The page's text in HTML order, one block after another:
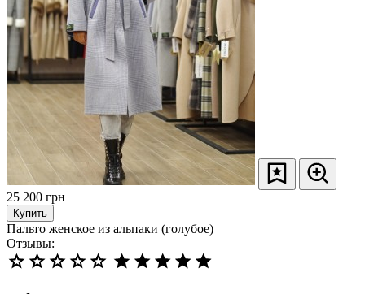
25 200 грн
Купить
Пальто женское из альпаки (голубое)
Отзывы: